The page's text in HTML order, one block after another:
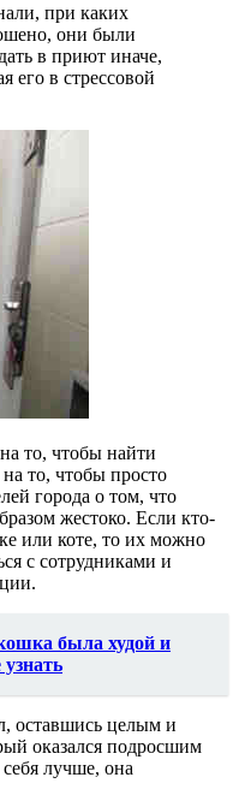
при каких
они были
в приют иначе,
его в стрессовой
то, чтобы найти
то, чтобы просто
города о том, что
жестоко. Если кто-
или коте, то их можно
с сотрудниками и
была худой и
узнать
оставшись целым и
оказался подросшим
лучше, она